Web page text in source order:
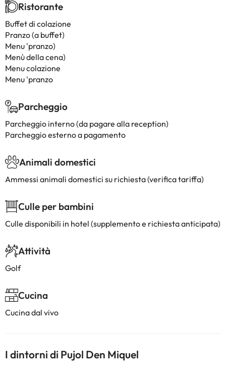
Ristorante
Buffet di colazione
Pranzo (a buffet)
Menu 'pranzo)
Menù della cena)
Menu colazione
Menu 'pranzo
Parcheggio
Parcheggio interno (da pagare alla reception)
Parcheggio esterno a pagamento
Animali domestici
Ammessi animali domestici su richiesta (verifica tariffa)
Culle per bambini
Culle disponibili in hotel (supplemento e richiesta anticipata)
Attività
Golf
Cucina
Cucina dal vivo
I dintorni di Pujol Den Miquel